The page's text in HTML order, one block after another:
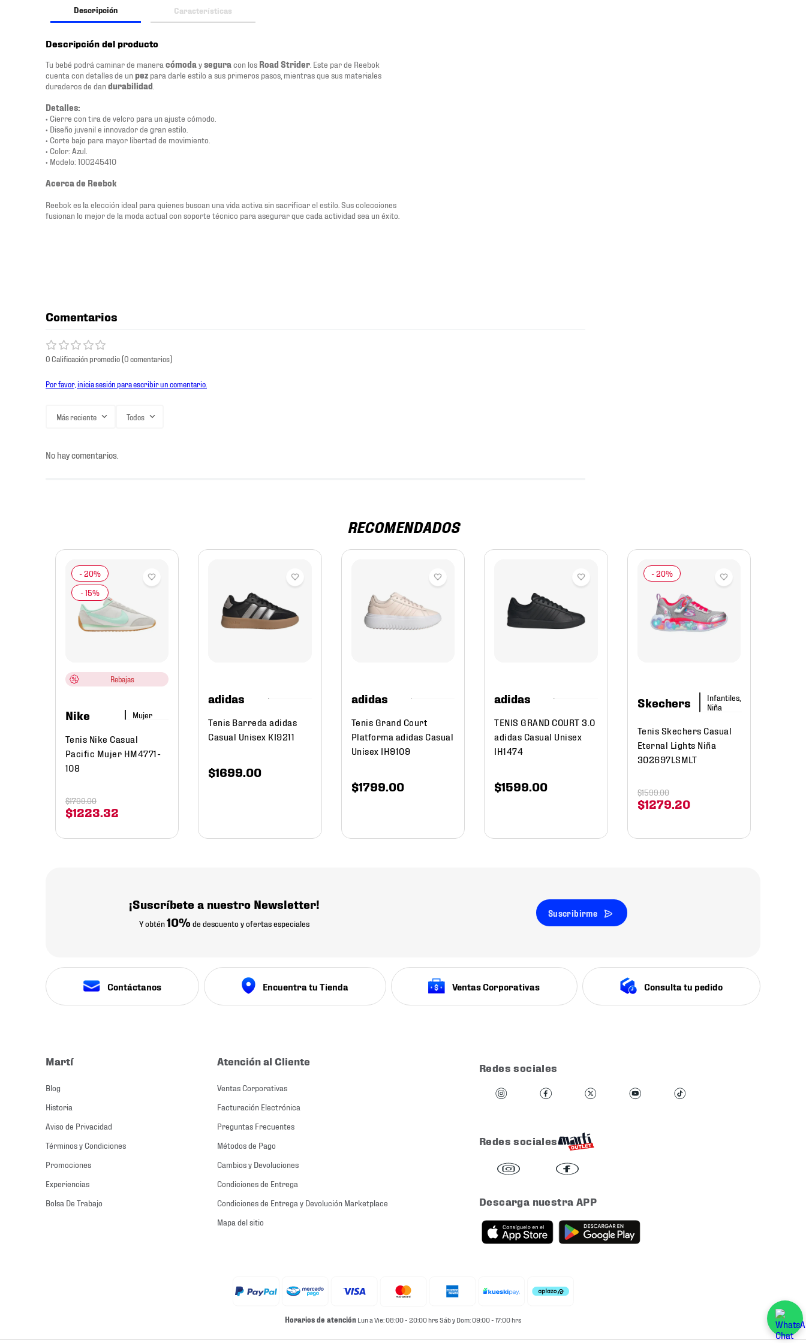
Descripción Características
Descripción del producto
Tu bebé podrá caminar de manera cómoda ysegura con los Road Strider . Este par de Reebok
cuenta con detalles de unpez para darle estilo a sus primeros pasos, mientras que sus materiales
duraderos de dandurabilidad
Detalles:
• Cierre con tira de velcro para un ajuste cómodo.
• Diseño juvenil e innovador de gran estilo.
• Corte bajo para mayor libertad de movimiento.
• Color: Azul.
• Modelo: 100245410
Acerca de Reebok
Reebok es la elección ideal para quienes buscan una vida activa sin sacrificar el estilo. Sus colecciones
fusionan lo mejor de la moda actual con soporte técnico para asegurar que cada actividad sea un éxito.
Comentarios
0 Calificación promedio(0 comentarios)
Por favor, inicia sesión para escribir un comentario.
Más reciente Todos
No hay comentarios.
RECOMENDADOS
Rebajas
Nike Mujer
Tenis Nike Casual
Pacific Mujer HM4771-
108
$1223.32
$1799.00
adidas
Tenis Barreda adidas
Casual Unisex KI9211
$1699.00
adidas
Tenis Grand Court
Platforma adidas Casual
Unisex IH9109
$1799.00
adidas
TENIS GRAND COURT 3.0
adidas Casual Unisex
IH1474
$1599.00
Skechers
Infantiles,
Niña
Tenis Skechers Casual
Eternal Lights Niña
302697LSMLT
$1279.20
$1599.00
¡Suscríbete a nuestro Newsletter!
Y obtén10% de descuento y ofertas especiales
Suscribirme
Contáctanos Encuentra tu Tienda Ventas Corporativas Consulta tu pedido
Martí
Blog
Historia
Aviso de Privacidad
Términos y Condiciones
Promociones
Experiencias
Bolsa De Trabajo
Atención al Cliente
Ventas Corporativas
Facturación Electrónica
Preguntas Frecuentes
Métodos de Pago
Cambios y Devoluciones
Condiciones de Entrega
Condiciones de Entrega y Devolución Marketplace
Mapa del sitio
Redes sociales
Redes sociales
Descarga nuestra APP
Horarios de atenciónLun a Vie: 08:00 - 20:00 hrs Sáb y Dom: 09:00 - 17:00 hrs